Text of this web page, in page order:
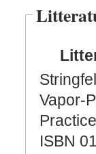
Vapor-
ISBN